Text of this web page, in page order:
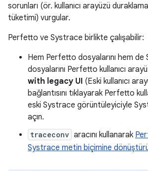
sorunları (ör. kullanıcı arayüzü
tüketimi) vurgular.
Perfetto ve Systrace birlikte çalışabilir:
Hem Perfetto dosyalarını hem de
dosyalarını Perfetto kullanıcı
with legacy UI (Eski kullanıcı
bağlantısını tıklayarak Perfetto
eski Systrace görüntüleyiciyle
açın.
traceconv aracını kullanarak
Systrace metin biçimine